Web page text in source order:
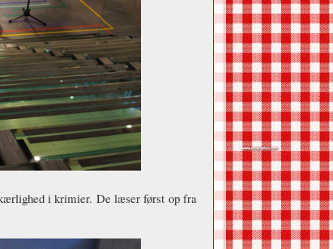
i krimier. De læser først op fra